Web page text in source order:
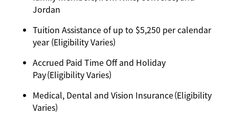
Jordan
Tuition Assistance of up to $5,250 per calendar
year (Eligibility Varies)
Accrued Paid Time Off and Holiday
Pay (Eligibility Varies)
Medical, Dental and Vision Insurance (Eligibility
Varies)